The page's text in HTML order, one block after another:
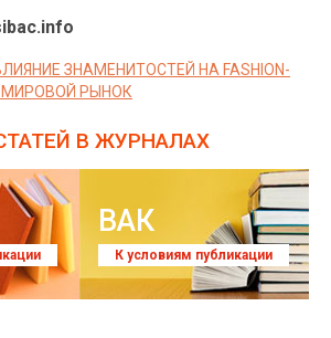
ЗНАМЕНИТОСТЕЙ НА FASHION-
РЫНОК
В ЖУРНАЛАХ
ВАК
К условиям публикации